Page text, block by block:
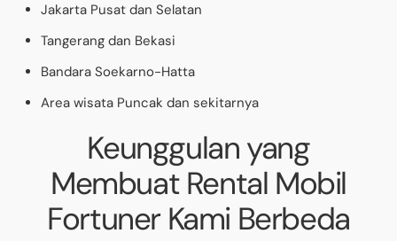
Jakarta Pusat dan Selatan
Tangerang dan Bekasi
Bandara Soekarno-Hatta
Area wisata Puncak dan sekitarnya
Keunggulan yang
Membuat Rental Mobil
Fortuner Kami Berbeda